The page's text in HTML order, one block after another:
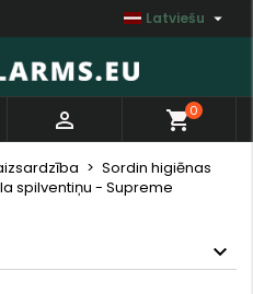
Latviešu 
 shopping_cart0
Sordin higiēnas
spilventiņu - Supreme
×
×
×
lai saglabātu
Atsaukt Ienākt